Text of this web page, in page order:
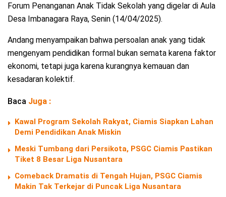
Forum Penanganan Anak Tidak Sekolah yang digelar di Aula
Desa Imbanagara Raya, Senin (14/04/2025).
Andang menyampaikan bahwa persoalan anak yang tidak
mengenyam pendidikan formal bukan semata karena faktor
ekonomi, tetapi juga karena kurangnya kemauan dan
kesadaran kolektif.
Baca Juga :
Kawal Program Sekolah Rakyat, Ciamis Siapkan Lahan
Demi Pendidikan Anak Miskin
Meski Tumbang dari Persikota, PSGC Ciamis Pastikan
Tiket 8 Besar Liga Nusantara
Comeback Dramatis di Tengah Hujan, PSGC Ciamis
Makin Tak Terkejar di Puncak Liga Nusantara